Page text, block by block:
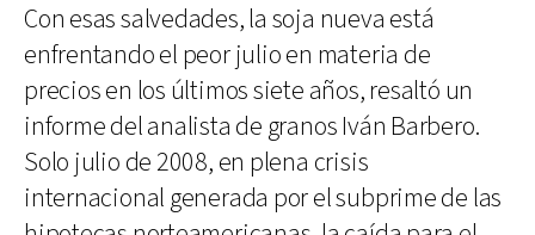
Con esas salvedades, la soja nueva está
enfrentando el peor julio en materia de
precios en los últimos siete años, resaltó un
informe del analista de granos Iván Barbero.
Solo julio de 2008, en plena crisis
internacional generada por el subprime de las